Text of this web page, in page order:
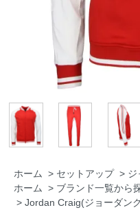
ホーム > セットアップ > ジ
ホーム
> ブランド一覧から
> Jordan Craig(ジョーダン